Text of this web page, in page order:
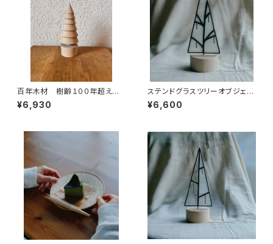
百年木材 樹齢１００年超え栗
のクリスマスツリー （C：笠６つ
タイプ）
¥6,930
ステンドグラスツリーオブジェ
梢-KOZUE B ステンドグラス
ワークスミレ・百年木材
¥6,600